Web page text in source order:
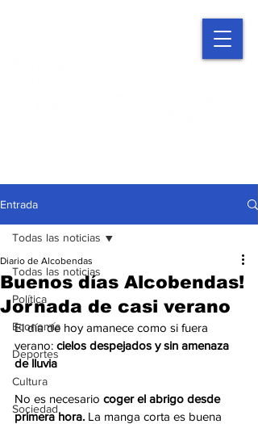
Entrada
Todas las noticias
Política
Economía
Deportes
Cultura
Sociedad
Todas las noticias
Buenos días Alcobendas!
Jornada de casi verano
Diario de Alcobendas
El día de hoy amanece como si fuera
verano: cielos despejados y sin amenaza
de lluvia
No es necesario coger el abrigo desde
primera hora. La manga corta es buena